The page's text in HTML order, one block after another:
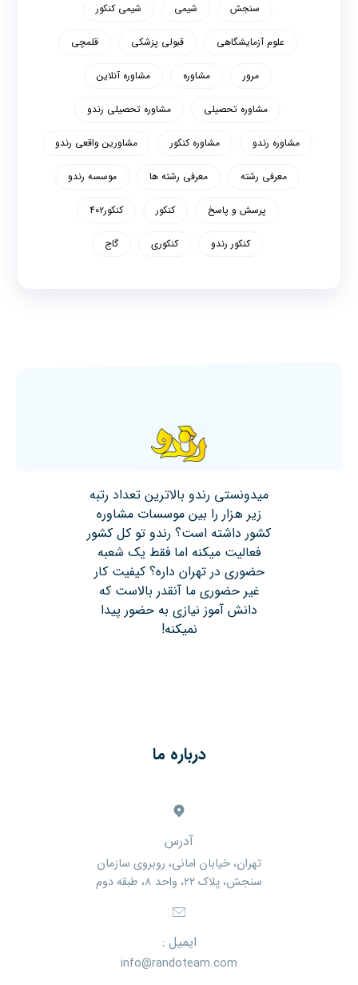
سنجش شیمی شیمی کنکور
علوم آزمایشگاهی قبولی پزشکی قلمچی
مرور مشاوره مشاوره آنلاین
مشاوره تحصیلی مشاوره تحصیلی رندو
مشاوره رندو مشاوره کنکور مشاورین واقعی رندو
معرفی رشته معرفی رشته ها موسسه رندو
پرسش و پاسخ کنکور کنکور۴۰۲
کنکور رندو کنکوری گاج
میدونستی رندو بالاترین تعداد رتبه
زیر هزار را بین موسسات مشاوره
کشور داشته است؟ رندو تو کل کشور
فعالیت میکنه اما فقط یک شعبه
حضوری در تهران داره؟ کیفیت کار
غیر حضوری ما آنقدر بالاست که
دانش آموز نیازی به حضور پیدا
نمیکنه!
درباره ما
آدرس
تهران، خیابان امانی، روبروی سازمان
سنجش، پلاک ۲۲، واحد ۸، طبقه دوم
ایمیل :
info@randoteam.com